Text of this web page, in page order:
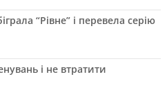
“Рівне” і перевела серію
і не втратити